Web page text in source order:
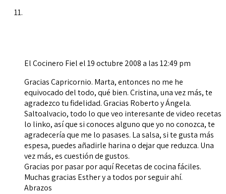
El Cocinero Fielel 19 octubre 2008 a las 12:49 pm
Gracias Capricornio. Marta, entonces no me he
equivocado del todo, qué bien. Cristina, una vez más, te
agradezco tu fidelidad. Gracias Roberto y Ángela.
Saltoalvacio, todo lo que veo interesante de video recetas
lo linko, así que si conoces alguno que yo no conozca, te
agradecería que me lo pasases. La salsa, si te gusta más
espesa, puedes añadirle harina o dejar que reduzca. Una
vez más, es cuestión de gustos.
Gracias por pasar por aquí Recetas de cocina fáciles.
Muchas gracias Esther y a todos por seguir ahí.
Abrazos